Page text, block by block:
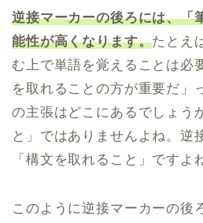
逆接マーカーの後ろには、「
能性が高くなります。たとえ
む上で単語を覚えることは必
を取れることの方が重要だ」
の主張はどこにあるでしょう
と」ではありませんよね。逆
「構文を取れること」ですよ
このように逆接マーカーの後